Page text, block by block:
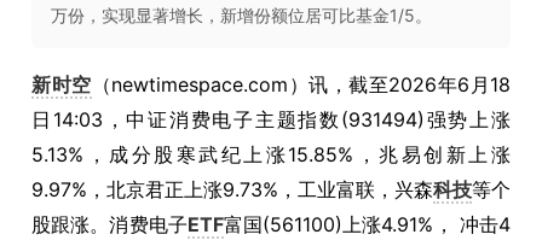
万份，实现显著增长，新增份额位居可比基金1/5。
新时空 （newtimespace.com）讯，截至2026年6月18
日14:03，中证消费电子主题指数(931494)强势上涨
5.13%，成分股寒武纪上涨15.85%，兆易创新上涨
9.97%，北京君正上涨9.73%，工业富联，兴森科技等个
股跟涨。消费电子ETF富国(561100)上涨4.91%， 冲击4